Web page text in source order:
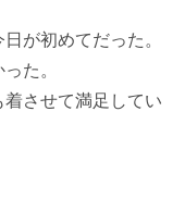
が初めてだった。
た。
させて満足してい